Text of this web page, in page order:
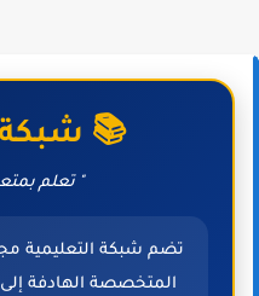
📚 شبكة
" تعلم
تضم شبكة التعليمية
المتخصصة الهادفة إلى